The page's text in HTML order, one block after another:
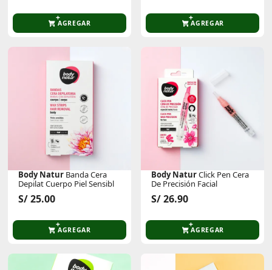
AGREGAR AGREGAR
Body Natur Banda Cera
Depilat Cuerpo Piel Sensibl
S/ 25.00
AGREGAR
Body NaturClick Pen Cera
De Precisión Facial
S/ 26.90
AGREGAR